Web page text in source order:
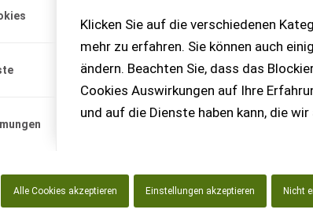
Klicken Sie auf die verschiedenen
mehr zu erfahren. Sie können auch
ändern. Beachten Sie, dass das
Cookies Auswirkungen auf Ihre
und auf die Dienste haben kann, die wir
Alle Cookies akzeptieren Einstellungen akzeptieren Nicht
70cm